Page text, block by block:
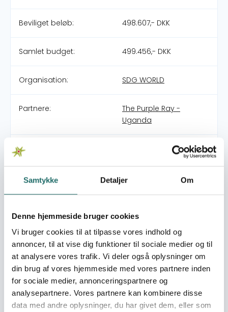
Samtykke Detaljer Om
Denne hjemmeside bruger cookies
Vi bruger cookies til at tilpasse vores indhold og
annoncer, til at vise dig funktioner til sociale medier og til
at analysere vores trafik. Vi deler også oplysninger om
din brug af vores hjemmeside med vores partnere inden
for sociale medier, annonceringspartnere og
analysepartnere. Vores partnere kan kombinere disse
data med andre oplysninger, du har givet dem, eller som
Beviliget beløb: 498.607,- DKK
Samlet budget: 499.456,- DKK
Organisation: SDG WORLD
Partnere:
The Purple Ray -
Uganda
Pulje: Civilsamfundspuljen
Indsatsområde: Medborgerindsats
Mål 8: Anstændige jobs
og økonomisk vækst
Mål 11: Bæredygtige
byer og lokalsamfund
Mål 17: Partnerskaber for
handling
Indsatser foregår i: Uganda